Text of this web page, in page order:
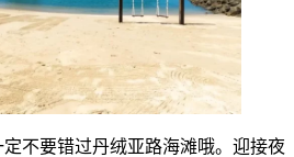
不要错过丹绒亚路海滩哦。迎接夜